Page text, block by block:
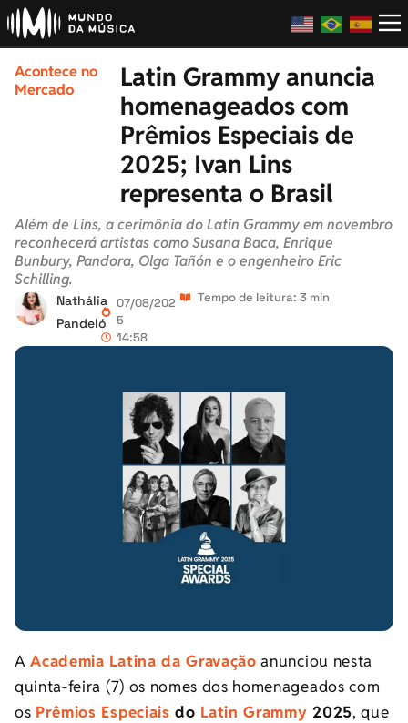
Acontece no
Mercado
Latin Grammy anuncia
homenageados com
Prêmios Especiais de
2025; Ivan Lins
representa o Brasil
Além de Lins, a cerimônia do Latin Grammy em novembro
reconhecerá artistas como Susana Baca, Enrique
Bunbury, Pandora, Olga Tañón e o engenheiro Eric
Schilling.
Nathália
Pandeló
07/08/202
5
14:58
Tempo de leitura: 3 min
AAcademia Latina da Gravação anunciou nesta
quinta-feira (7) os nomes dos homenageados com
os Prêmios Especiais do Latin Grammy 2025, que